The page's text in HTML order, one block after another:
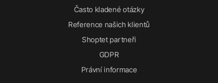
Často kladené otázky
Reference našich klientů
Shoptet partneři
GDPR
Právní informace